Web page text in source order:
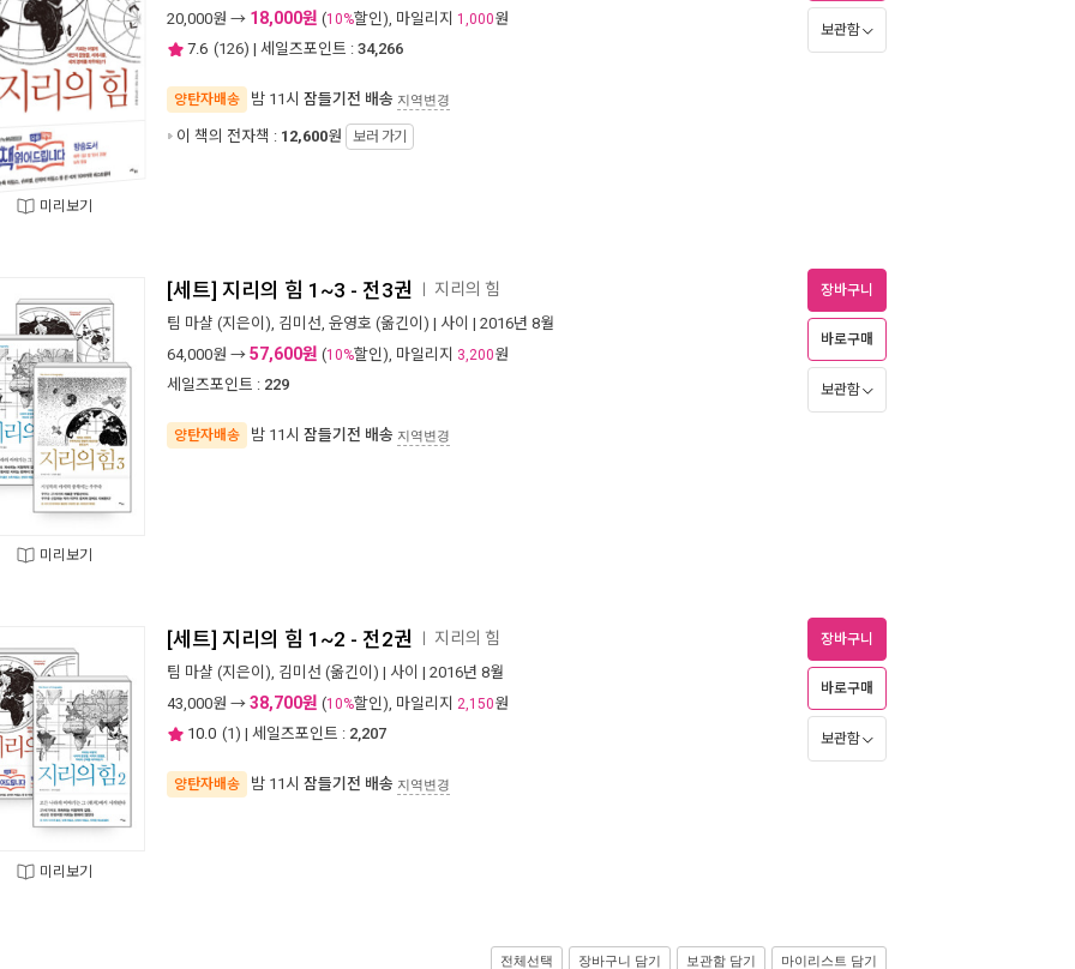
미리보기
20,000원 → 18,000원 (10%할인), 마일리지 1,000원
7.6 (126) | 세일즈포인트 : 34,266
양탄자배송 밤 11시 잠들기전 배송 지역변경
이 책의 전자책 : 12,600원 보러 가기
보관함
미리보기
[세트] 지리의 힘 1~3 - 전3권 지리의 힘
팀 마샬 (지은이), 김미선, 윤영호 (옮긴이) | 사이 | 2016년 8월
64,000원 → 57,600원 (10%할인), 마일리지 3,200원
세일즈포인트 : 229
양탄자배송 밤 11시 잠들기전 배송 지역변경
장바구니
바로구매
보관함
미리보기
[세트] 지리의 힘 1~2 - 전2권 지리의 힘
팀 마샬 (지은이), 김미선 (옮긴이) | 사이 | 2016년 8월
43,000원 → 38,700원 (10%할인), 마일리지 2,150원
10.0 (1) | 세일즈포인트 : 2,207
양탄자배송 밤 11시 잠들기전 배송 지역변경
장바구니
바로구매
보관함
전체선택 장바구니 담기 보관함 담기 마이리스트 담기